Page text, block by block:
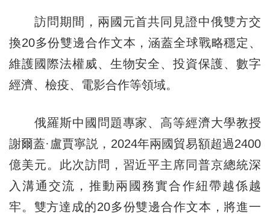
訪問期間，兩國元首共同見證中俄雙方交
換20多份雙邊合作文本，涵蓋全球戰略穩定、
維護國際法權威、生物安全、投資保護、數字
經濟、檢疫、電影合作等領域。
俄羅斯中國問題專家、高等經濟大學教授
謝爾蓋·盧賈寧説，2024年兩國貿易額超過2400
億美元。此次訪問，習近平主席同普京總統深
入溝通交流，推動兩國務實合作紐帶越係越
牢。雙方達成的20多份雙邊合作文本，將進一